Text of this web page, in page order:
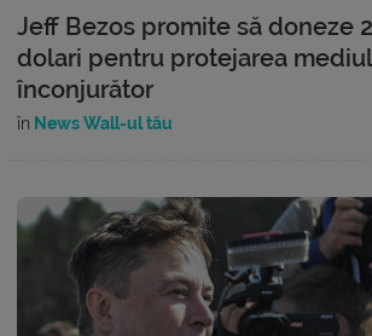
Jeff Bezos promite să doneze
dolari pentru protejarea
înconjurător
în News Wall-ul tău